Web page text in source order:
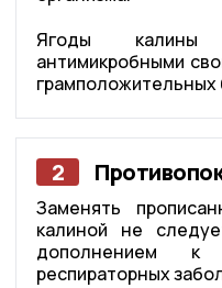
Ягоды калины
антимикробными
грамположительных
2
Заменять
калиной не
дополнением
респираторных